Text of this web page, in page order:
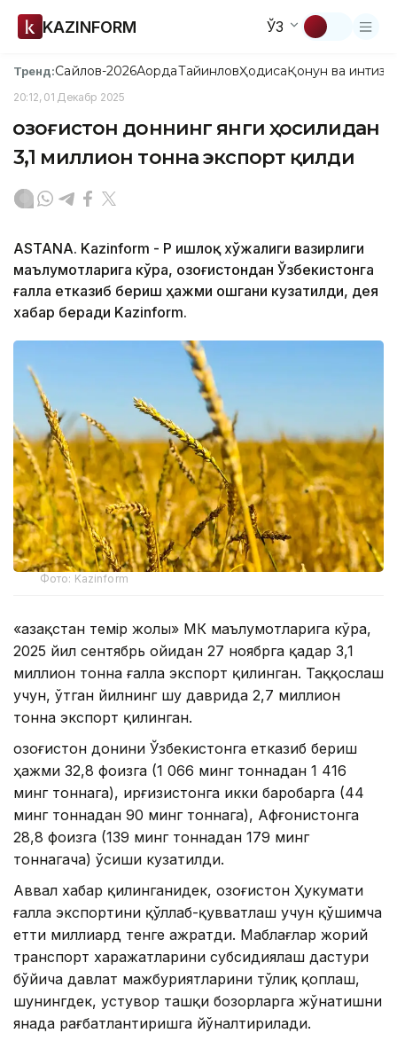
KAZINFORM ЎЗ
Тренд:Сайлов-2026АқордаТайинловҲодисаҚонун ва
20:12, 01 Декабр 2025
Қозоғистон доннинг янги ҳосилидан
3,1 миллион тонна экспорт қилди
ASTANA. Kazinform - ҚР Қишлоқ хўжалиги вазирлиги
маълумотларига кўра, Қозоғистондан Ўзбекистонга
ғалла етказиб бериш ҳажми ошгани кузатилди, дея
хабар беради Kazinform.
Фото: Kazinform
«Қазақстан темір жолы» МК маълумотларига кўра,
2025 йил сентябрь ойидан 27 ноябрга қадар 3,1
миллион тонна ғалла экспорт қилинган. Таққослаш
учун, ўтган йилнинг шу даврида 2,7 миллион
тонна экспорт қилинган.
Қозоғистон донини Ўзбекистонга етказиб бериш
ҳажми 32,8 фоизга (1 066 минг тоннадан 1 416
минг тоннага), Қирғизистонга икки баробарга (44
минг тоннадан 90 минг тоннага), Афғонистонга
28,8 фоизга (139 минг тоннадан 179 минг
тоннагача) ўсиши кузатилди.
Аввал хабар қилинганидек, Қозоғистон Ҳукумати
ғалла экспортини қўллаб-қувватлаш учун қўшимча
етти миллиард тенге ажратди. Маблағлар жорий
транспорт харажатларини субсидиялаш дастури
бўйича давлат мажбуриятларини тўлиқ қоплаш,
шунингдек, устувор ташқи бозорларга жўнатишни
янада рағбатлантиришга йўналтирилади.